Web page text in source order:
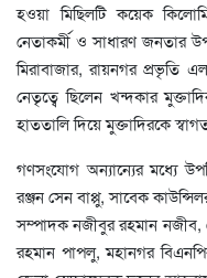
হওয়া মিছিলটি কয়েক
নেতাকর্মী ও সাধারণ জনতার
মিরাবাজার, রায়নগর প্রভৃতি
নেতৃত্বে ছিলেন খন্দকার
হাততালি দিয়ে মুক্তাদিরকে
গণসংযোগ অন্যান্যের মধ্যে
রঞ্জন সেন বাপ্পু, সাবেক
সম্পাদক নজীবুর রহমান নজীব,
রহমান পাপলু, মহানগর